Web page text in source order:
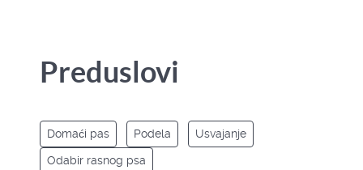
Preduslovi
Domaći pas Podela Usvajanje
Odabir rasnog psa